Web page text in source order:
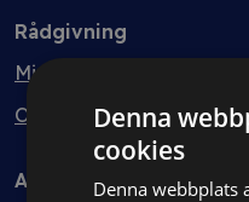
Rådgivning
Min bolagsjurist
Ombud
Avtal
Denna
cookies
Denna webbplats